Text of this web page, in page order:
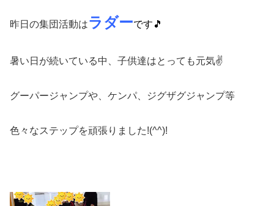
昨日の集団活動はラダーです🎵
暑い日が続いている中、子供達はとっても元気✌
グーパージャンプや、ケンパ、ジグザグジャンプ等
色々なステップを頑張りました!(^^)!